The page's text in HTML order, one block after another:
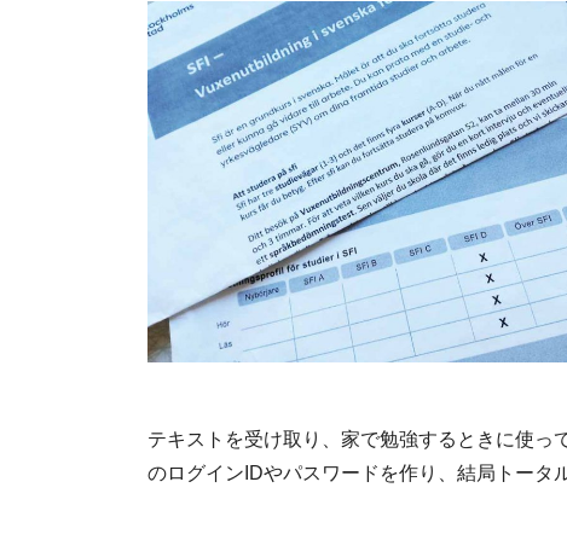
スウェー
テキストを受け取り、家で勉強するときに使
のログインIDやパスワードを作り、結局トータ